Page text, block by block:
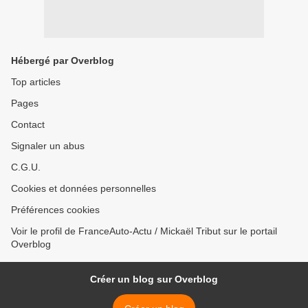
Hébergé par Overblog
Top articles
Pages
Contact
Signaler un abus
C.G.U.
Cookies et données personnelles
Préférences cookies
Voir le profil de FranceAuto-Actu / Mickaël Tribut sur le portail
Overblog
Créer un blog sur Overblog